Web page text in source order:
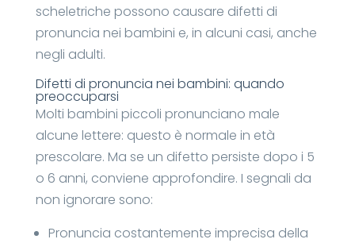
scheletriche possono causare difetti di
pronuncia nei bambini e, in alcuni casi, anche
negli adulti.
Difetti di pronuncia nei bambini: quando
preoccuparsi
Molti bambini piccoli pronunciano male
alcune lettere: questo è normale in età
prescolare. Ma se un difetto persiste dopo i 5
o 6 anni, conviene approfondire. I segnali da
non ignorare sono:
Pronuncia costantemente imprecisa della